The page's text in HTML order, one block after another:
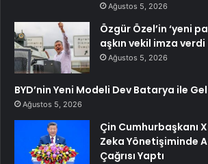
Ağustos 5, 2026
Özgür Özel’in ‘yeni
aşkın vekil imza verdi
Ağustos 5, 2026
BYD’nin Yeni Modeli Dev Batarya ile
Ağustos 5, 2026
Çin Cumhurbaşkanı
Zeka Yönetişiminde
Çağrısı Yaptı